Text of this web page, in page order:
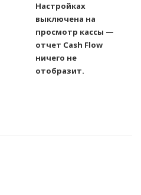
Настройках
выключена на
просмотр кассы —
отчет Cash Flow
ничего не
отобразит.